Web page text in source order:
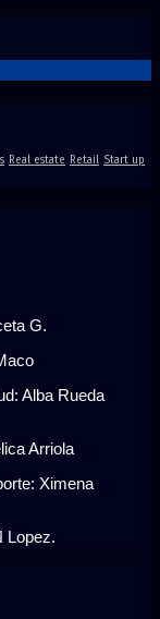
Real estate Retail Start up
G.
Alba Rueda
Arriola
Ximena
Lopez.